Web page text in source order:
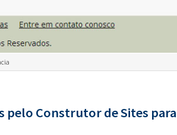
pelo Construtor de Sites